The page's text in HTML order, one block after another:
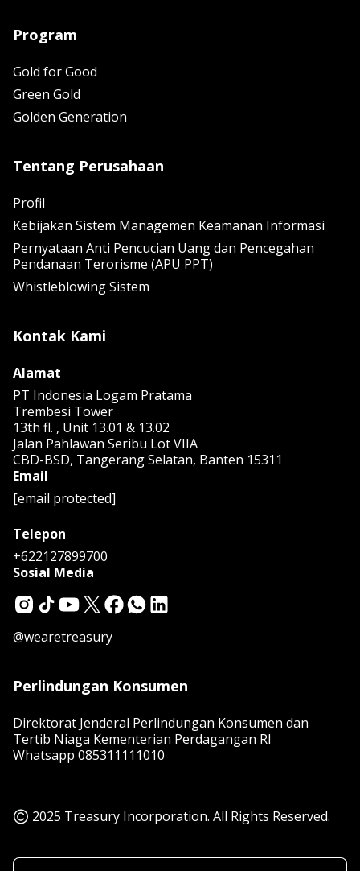
Program
Gold for Good
Green Gold
Golden Generation
Tentang Perusahaan
Profil
Kebijakan Sistem Managemen Keamanan Informasi
Pernyataan Anti Pencucian Uang dan Pencegahan
Pendanaan Terorisme (APU PPT)
Whistleblowing Sistem
Kontak Kami
Alamat
PT Indonesia Logam Pratama
Trembesi Tower
13th fl. , Unit 13.01 & 13.02
Jalan Pahlawan Seribu Lot VIIA
CBD-BSD, Tangerang Selatan, Banten 15311
Email
[email protected]
Telepon
+622127899700
Sosial Media
@wearetreasury
Perlindungan Konsumen
Direktorat Jenderal Perlindungan Konsumen dan
Tertib Niaga Kementerian Perdagangan RI
Whatsapp 085311111010
2025 Treasury Incorporation. All Rights Reserved.